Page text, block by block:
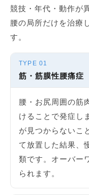
競技・年代・動作が
腰の局所だけを治療
す。
TYPE 01
筋・筋膜性腰痛症
腰・お尻周囲の筋
けることで発症し
が見つからないこ
て放置した結果、
類です。オーバー
られます。